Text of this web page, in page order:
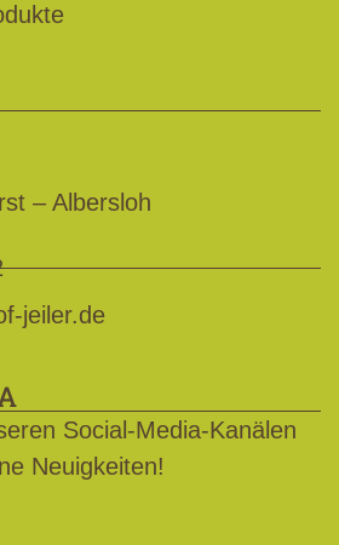
– Albersloh
jeiler.de
Social-Media-Kanälen
Neuigkeiten!